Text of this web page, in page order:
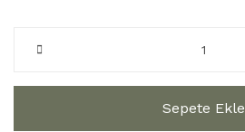
Sepete Ekle